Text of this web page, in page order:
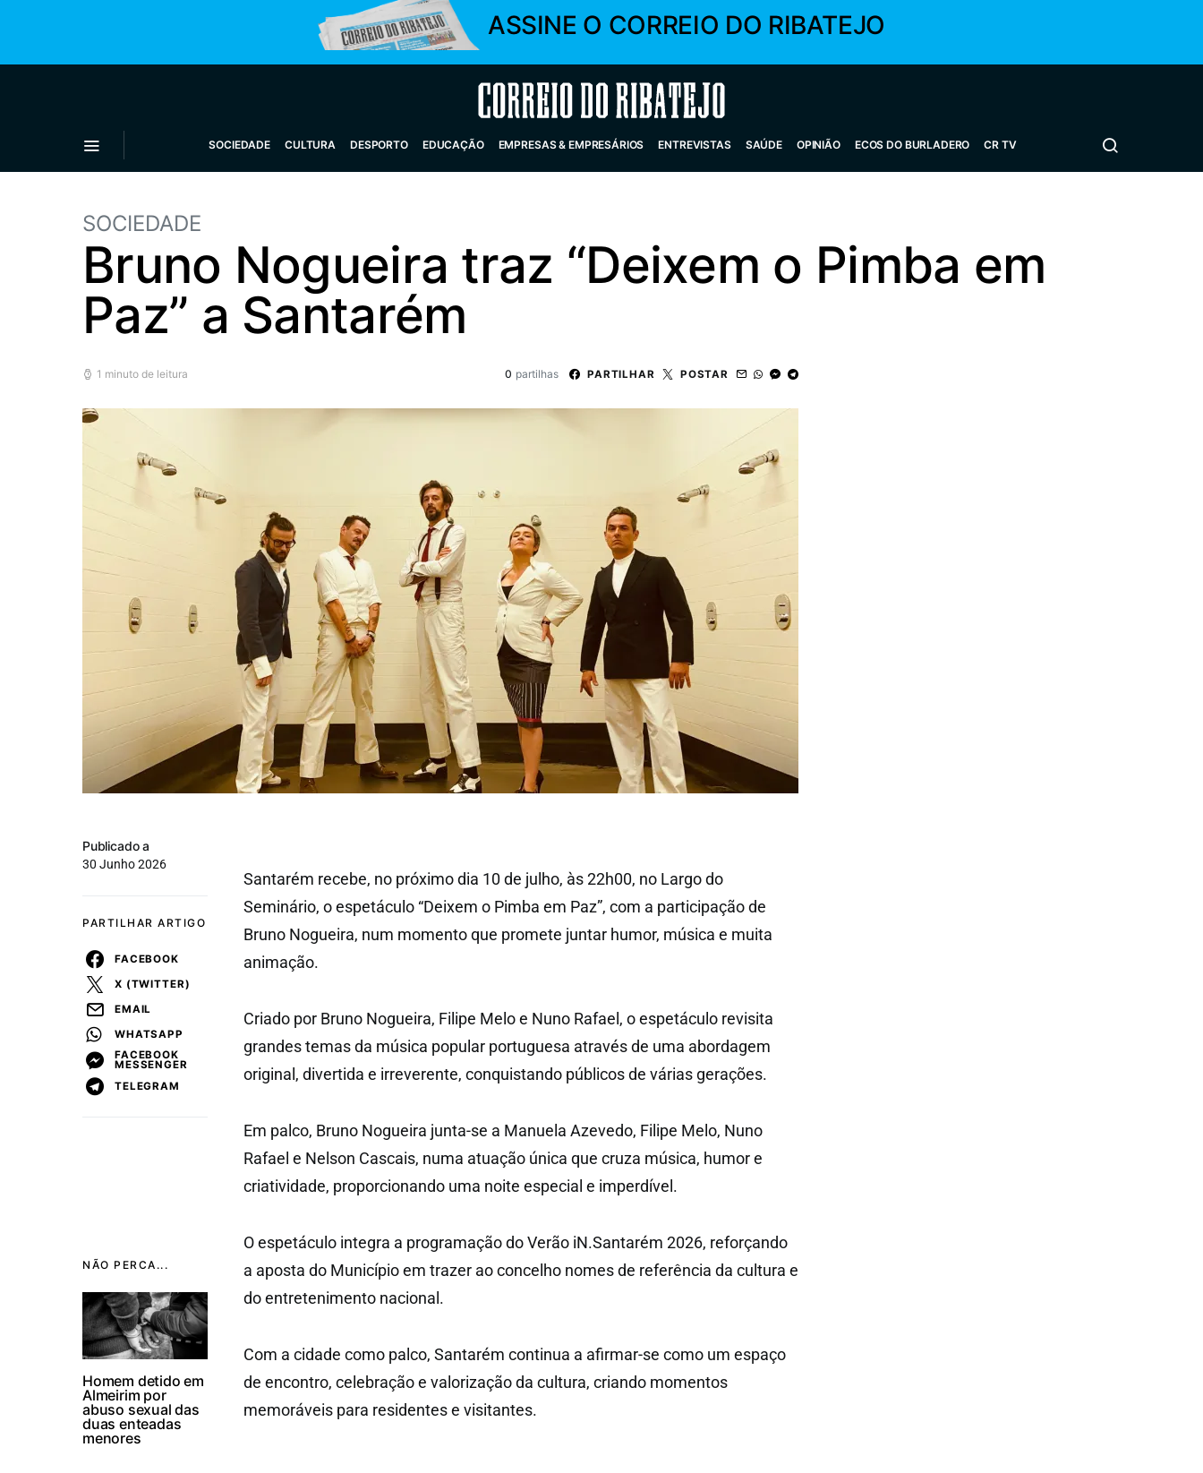
ASSINE O CORREIO DO RIBATEJO
Correio do Ribatejo
SOCIEDADE CULTURA DESPORTO EDUCAÇÃO EMPRESAS & EMPRESÁRIOS ENTREVISTAS SAÚDE OPINIÃO ECOS DO BURLADERO CR TV
SOCIEDADE
Bruno Nogueira traz “Deixem o Pimba em
Paz” a Santarém
1 minuto de leitura 0 partilhas PARTILHAR POSTAR
NÃO PERCA...
Homem detido em
Almeirim por
abuso sexual das
duas enteadas
menores
Publicado a
30 Junho 2026
PARTILHAR ARTIGO
FACEBOOK
X (TWITTER)
EMAIL
WHATSAPP
FACEBOOK
MESSENGER
TELEGRAM
Santarém recebe, no próximo dia 10 de julho, às 22h00, no Largo do
Seminário, o espetáculo “Deixem o Pimba em Paz”, com a participação de
Bruno Nogueira, num momento que promete juntar humor, música e muita
animação.
Criado por Bruno Nogueira, Filipe Melo e Nuno Rafael, o espetáculo revisita
grandes temas da música popular portuguesa através de uma abordagem
original, divertida e irreverente, conquistando públicos de várias gerações.
Em palco, Bruno Nogueira junta-se a Manuela Azevedo, Filipe Melo, Nuno
Rafael e Nelson Cascais, numa atuação única que cruza música, humor e
criatividade, proporcionando uma noite especial e imperdível.
O espetáculo integra a programação do Verão iN.Santarém 2026, reforçando
a aposta do Município em trazer ao concelho nomes de referência da cultura e
do entretenimento nacional.
Com a cidade como palco, Santarém continua a afirmar-se como um espaço
de encontro, celebração e valorização da cultura, criando momentos
memoráveis para residentes e visitantes.